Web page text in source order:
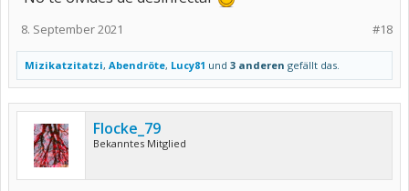
#18
8. September 2021
Mizikatzitatzi, Abendröte, Lucy81 und 3 anderen gefällt das.
Flocke_79
Bekanntes Mitglied